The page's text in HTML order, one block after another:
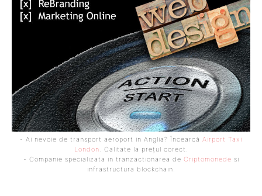
- Ai nevoie de transport aeroport in Anglia? Încearcă Airport Taxi
London . Calitate la prețul corect.
- Companie specializata in tranzactionarea de Criptomonede si
infrastructura blockchain.